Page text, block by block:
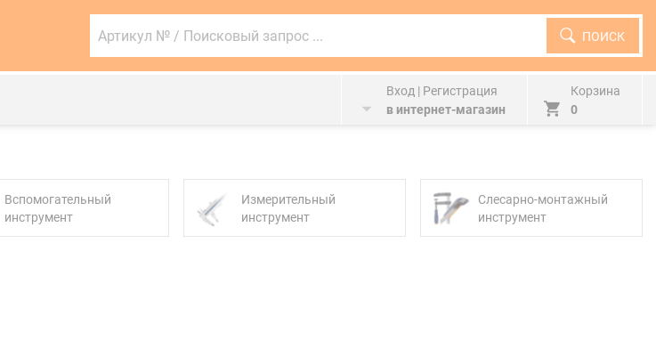
№
ПОИСК
Вход | Регистрация
в интернет-магазин
Корзина
0
Вспомогательный
инструмент
Измерительный
инструмент
Слесарно-монтажный
инструмент